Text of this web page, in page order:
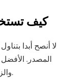
كيف
لا أنصح أبدا
المصدر.
والزنجبيل، واستخدامهما ضمن روتين يومي بسيط.